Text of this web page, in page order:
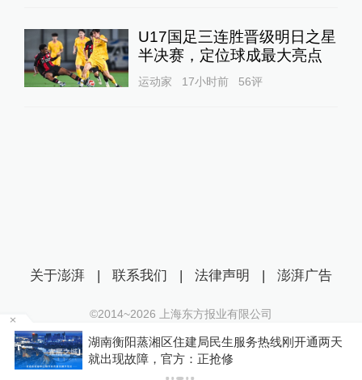
U17国足三连胜晋级明日之星
半决赛，定位球成最大亮点
运动家 17小时前 56评
湖南衡阳蒸湘区住建局民生服务热线刚开通两天
就出现故障，官方：正抢修
关于澎湃 | 联系我们 | 法律声明 | 澎湃广告
©2014~2026 上海东方报业有限公司
沪ICP证：沪B2-20170116 | 沪ICP备14003370号
互联网新闻信息服务许可证：31120170006
沪公网安备 31010602000299号